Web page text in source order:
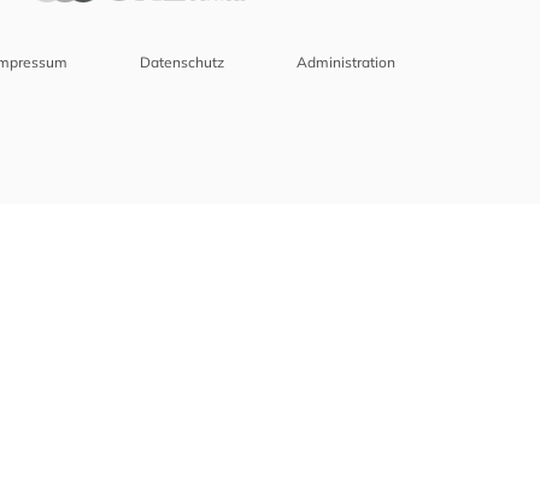
Datenschutz Administration